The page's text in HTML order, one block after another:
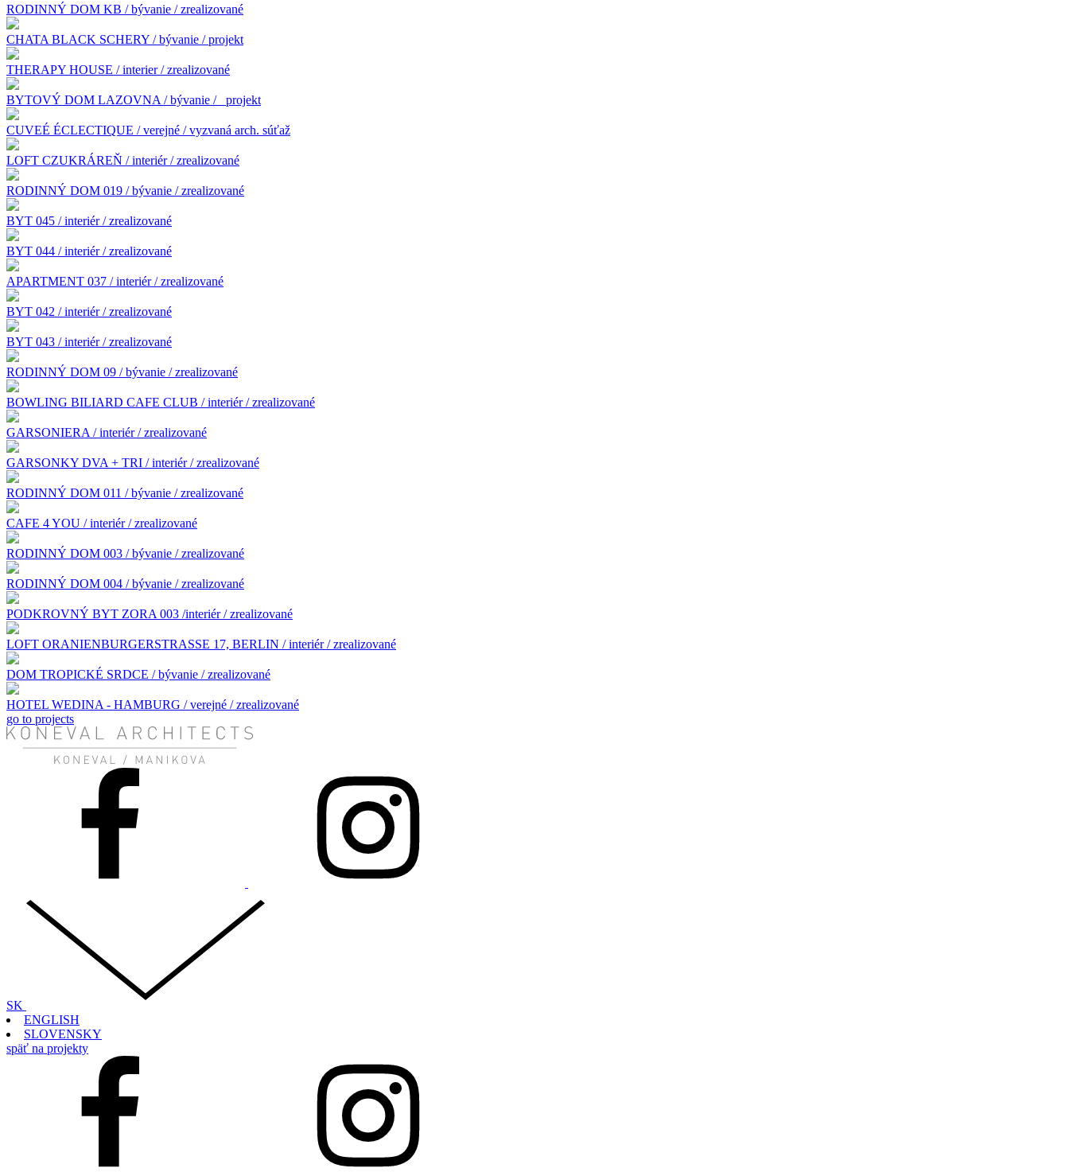
RODINNÝ DOM KB / bývanie / zrealizované
CHATA BLACK SCHERY / bývanie / projekt
THERAPY HOUSE / interier / zrealizované
BYTOVÝ DOM LAZOVNA / bývanie / projekt
CUVEÉ ÉCLECTIQUE / verejné / vyzvaná arch. súťaž
LOFT CZUKRÁREŇ / interiér / zrealizované
RODINNÝ DOM 019 / bývanie / zrealizované
BYT 045 / interiér / zrealizované
BYT 044 / interiér / zrealizované
APARTMENT 037 / interiér / zrealizované
BYT 042 / interiér / zrealizované
BYT 043 / interiér / zrealizované
RODINNÝ DOM 09 / bývanie / zrealizované
BOWLING BILIARD CAFE CLUB / interiér / zrealizované
GARSONIERA / interiér / zrealizované
GARSONKY DVA + TRI / interiér / zrealizované
RODINNÝ DOM 011 / bývanie / zrealizované
CAFE 4 YOU / interiér / zrealizované
RODINNÝ DOM 003 / bývanie / zrealizované
RODINNÝ DOM 004 / bývanie / zrealizované
PODKROVNÝ BYT ZORA 003 /interiér / zrealizované
LOFT ORANIENBURGERSTRASSE 17, BERLIN / interiér / zrealizované
DOM TROPICKÉ SRDCE / bývanie / zrealizované
HOTEL WEDINA - HAMBURG / verejné / zrealizované
go to projects
SK
ENGLISH
SLOVENSKY
späť na projekty